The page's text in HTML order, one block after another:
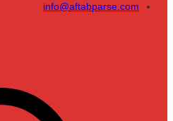
info@aftabparse.com